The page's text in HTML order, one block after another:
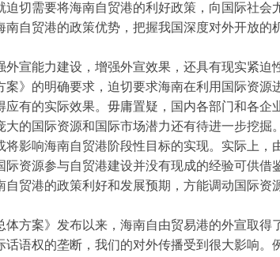
迫切需要将海南自贸港的利好政策，向国际社会
南自贸港的政策优势，把握我国深度对外开放的
外宣能力建设，增强外宣效果，还具有现实紧
案》的明确要求，迫切要求海南在利用国际资
应有的实际效果。毋庸置疑，国内各部门和各
大的国际资源和国际市场潜力还有待进一步挖
将影响海南自贸港阶段性目标的实现。实际上
际资源参与自贸港建设并没有现成的经验可供借
自贸港的政策利好和发展预期，方能调动国际资
体方案》发布以来，海南自由贸易港的外宣取
话语权的垄断，我们的对外传播受到很大影响